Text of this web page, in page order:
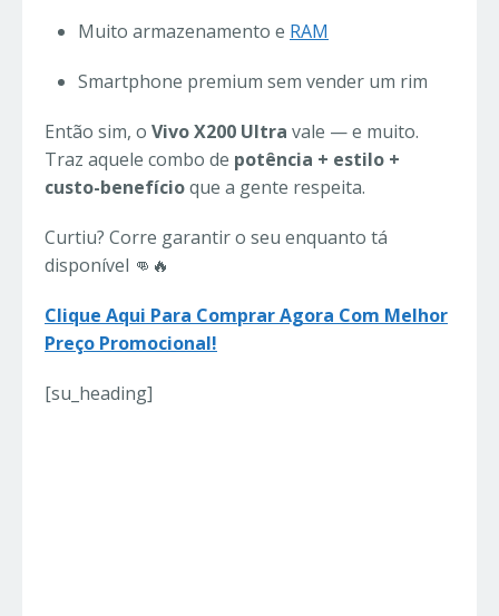
Muito armazenamento e RAM
Smartphone premium sem vender um rim
Então sim, o Vivo X200 Ultra vale — e muito.
Traz aquele combo de potência + estilo +
custo-benefícioque a gente respeita.
Curtiu? Corre garantir o seu enquanto tá
disponível 👊🔥
Clique Aqui Para Comprar Agora Com Melhor
Preço Promocional!
[su_heading]